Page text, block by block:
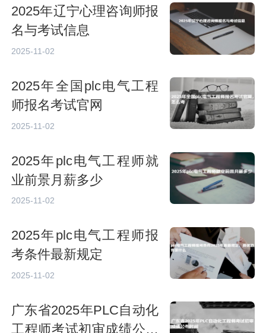
2025年辽宁心理咨询师报
名与考试信息
2025-11-02
2025年全国plc电气工程
师报名考试官网
2025-11-02
2025年plc电气工程师就
业前景月薪多少
2025-11-02
2025年plc电气工程师报
考条件最新规定
2025-11-02
广东省2025年PLC自动化
工程师考试初审成绩公布